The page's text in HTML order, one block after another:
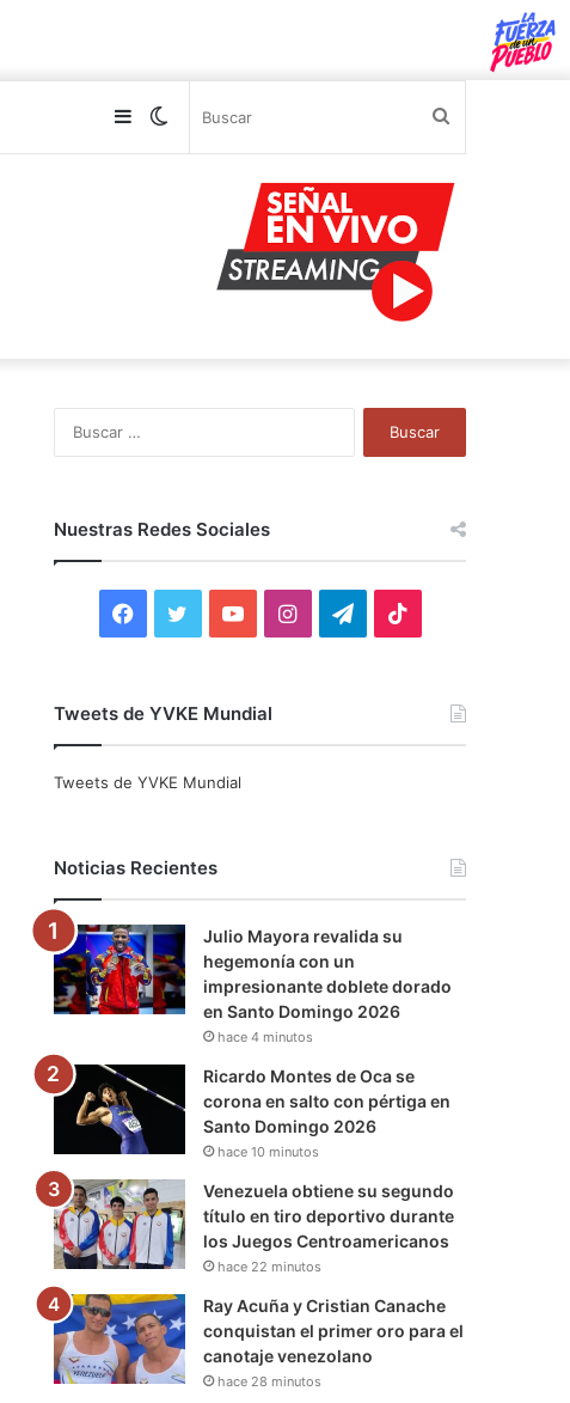
Switch
Sidebar
Nuestras Redes Sociales
F
c
o
k
i
r
Y
u
e
I
r
a
m
T
a
m
Tweets de YVKE Mundial
Tweets de YVKE Mundial
Noticias Recientes
Julio Mayora revalida su
hegemonía con un
impresionante doblete dorado
en Santo Domingo 2026
hace 4 minutos
Ricardo Montes de Oca se
corona en salto con pértiga en
Santo Domingo 2026
hace 10 minutos
Venezuela obtiene su segundo
título en tiro deportivo durante
los Juegos Centroamericanos
hace 22 minutos
Ray Acuña y Cristian Canache
conquistan el primer oro para el
canotaje venezolano
hace 28 minutos